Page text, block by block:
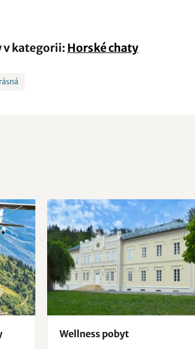
v kategorii: Horské chaty
Wellness pobyt